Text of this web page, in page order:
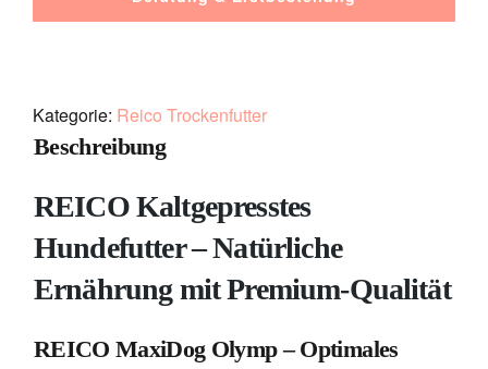
Kategorie: Reico Trockenfutter
Beschreibung
REICO Kaltgepresstes
Hundefutter – Natürliche
Ernährung mit Premium-Qualität
REICO MaxiDog Olymp – Optimales